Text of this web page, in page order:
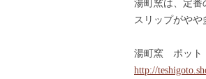
湯町窯は、定番
スリップがやや
湯町窯 ポッ
http://